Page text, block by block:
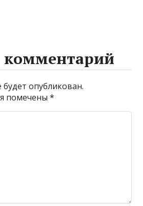
комментарий
опубликован.
помечены*